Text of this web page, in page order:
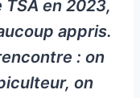
TSA en 2023,
appris.
: on
on